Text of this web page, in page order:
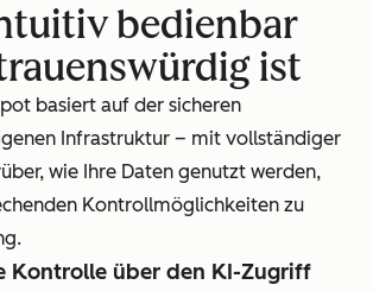
bedienbar
ist
basiert auf der sicheren
Infrastruktur – mit vollständiger
wie Ihre Daten genutzt werden,
Kontrollmöglichkeiten zu
Kontrolle über den KI-Zugriff